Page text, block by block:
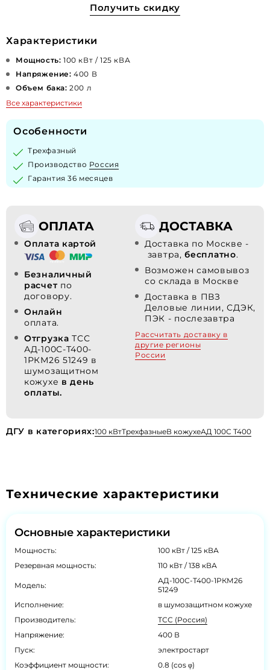
Получить скидку
Характеристики
Мощность: 100 кВт / 125 кВА
Напряжение: 400 В
Объем бака: 200 л
Все характеристики
Особенности
Трехфазный
Производство Россия
Гарантия 36 месяцев
ОПЛАТА
Оплата картой
Безналичный
расчет по
договору.
Онлайн
оплата.
Отгрузка ТСС
АД-100С-Т400-
1РКМ26 51249 в
шумозащитном
кожухе в день
оплаты.
ДОСТАВКА
Доставка по Москве -
завтра,бесплатно.
Возможен самовывоз
со склада в Москве
Доставка в ПВЗ
Деловые линии, СДЭК,
ПЭК - послезавтра
Рассчитать доставку в
другие регионы
России
ДГУ в категориях:100 кВтТрехфазныеВ кожухеАД 100С Т400
Технические характеристики
Основные характеристики
Мощность:
100 кВт / 125 кВА
Резервная мощность:
110 кВт / 138 кВА
Модель:
АД-100С-Т400-1РКМ26
51249
Исполнение:
в шумозащитном кожухе
Производитель:
ТСС (Россия)
Напряжение:
400 В
Пуск:
электростарт
Коэффициент мощности:
0.8 (cos φ)